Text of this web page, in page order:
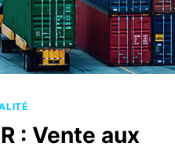
: Vente aux